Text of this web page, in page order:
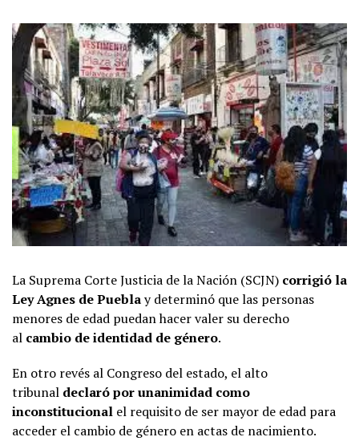
La Suprema Corte Justicia de la Nación (SCJN) corrigió la
Ley Agnes de Pueblay determinó que las personas
menores de edad puedan hacer valer su derecho
al cambio de identidad de género.
En otro revés al Congreso del estado, el alto
tribunal declaró por unanimidad como
inconstitucional el requisito de ser mayor de edad para
acceder el cambio de género en actas de nacimiento.